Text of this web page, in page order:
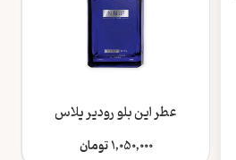
عطر این بلو رودیر پلاس
1,050,000تومان